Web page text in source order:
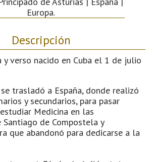
Europa.
Descripción
y verso nacido en Cuba el 1 de julio
trasladó a España, donde realizó
y secundarios, para pasar
Medicina en las
Santiago de Compostela y
que abandonó para dedicarse a la